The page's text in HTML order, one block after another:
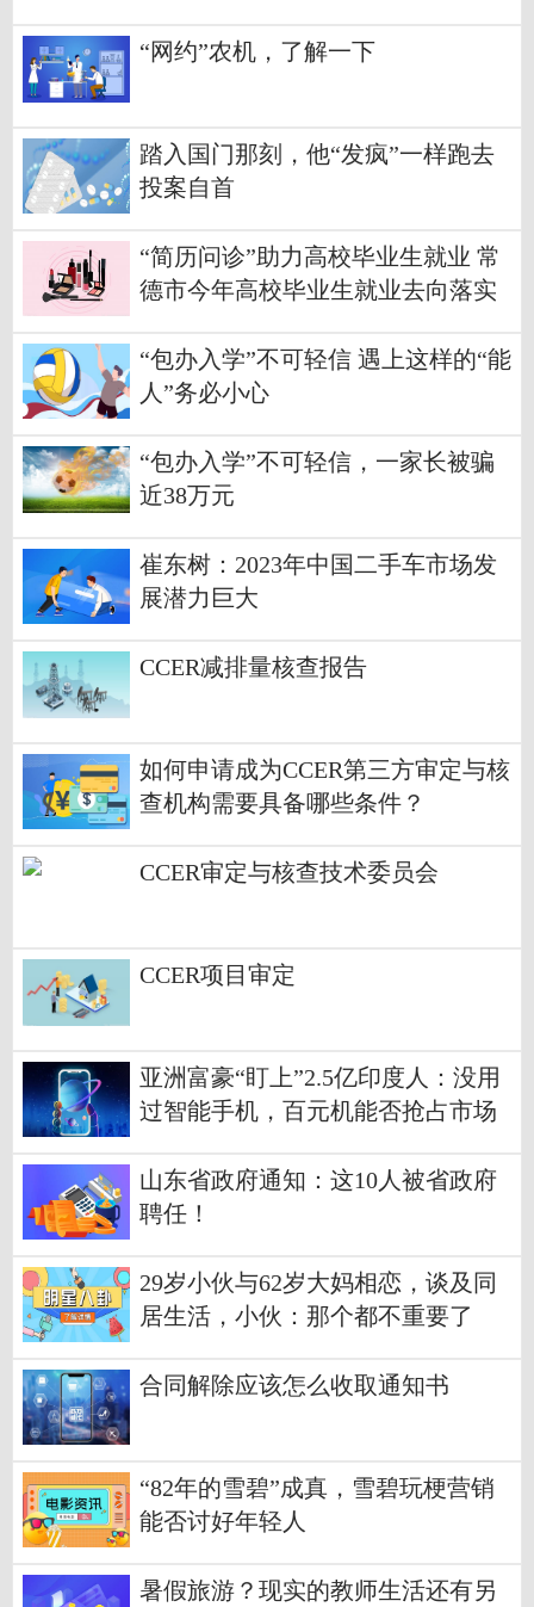
“网约”农机，了解一下
踏入国门那刻，他“发疯”一样跑去
投案自首
“简历问诊”助力高校毕业生就业 常
德市今年高校毕业生就业去向落实
“包办入学”不可轻信 遇上这样的“能
人”务必小心
“包办入学”不可轻信，一家长被骗
近38万元
崔东树：2023年中国二手车市场发
展潜力巨大
CCER减排量核查报告
如何申请成为CCER第三方审定与核
查机构需要具备哪些条件？
CCER审定与核查技术委员会
CCER项目审定
亚洲富豪“盯上”2.5亿印度人：没用
过智能手机，百元机能否抢占市场
山东省政府通知：这10人被省政府
聘任！
29岁小伙与62岁大妈相恋，谈及同
居生活，小伙：那个都不重要了
合同解除应该怎么收取通知书
“82年的雪碧”成真，雪碧玩梗营销
能否讨好年轻人
暑假旅游？现实的教师生活还有另